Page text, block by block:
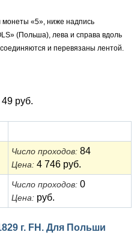
монеты «5», ниже надпись
(Польша), лева и справа вдоль
и перевязаны лентой.
49 руб.
Число проходов: 84
Цена: 4 746 руб.
Число проходов: 0
Цена: руб.
г. FH. Для Польши